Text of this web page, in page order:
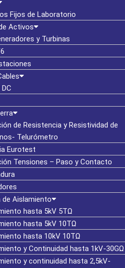
Fijos de Laboratorio
Activos
y Turbinas
de Resistencia y Resistividad de
Telurómetro
Eurotest
Tensiones – Paso y Contacto
de Aislamiento
hasta 5kV 5TΩ
hasta 5kV 10TΩ
hasta 10kV 10TΩ
y Continuidad hasta 1kV-30GΩ
y continuidad hasta 2,5kV-